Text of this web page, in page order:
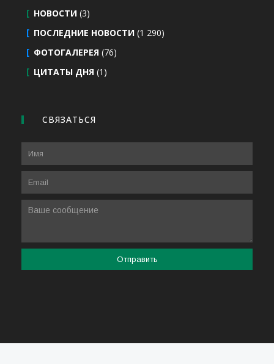
НОВОСТИ (3)
ПОСЛЕДНИЕ НОВОСТИ (1 290)
ФОТОГАЛЕРЕЯ (76)
ЦИТАТЫ ДНЯ (1)
СВЯЗАТЬСЯ